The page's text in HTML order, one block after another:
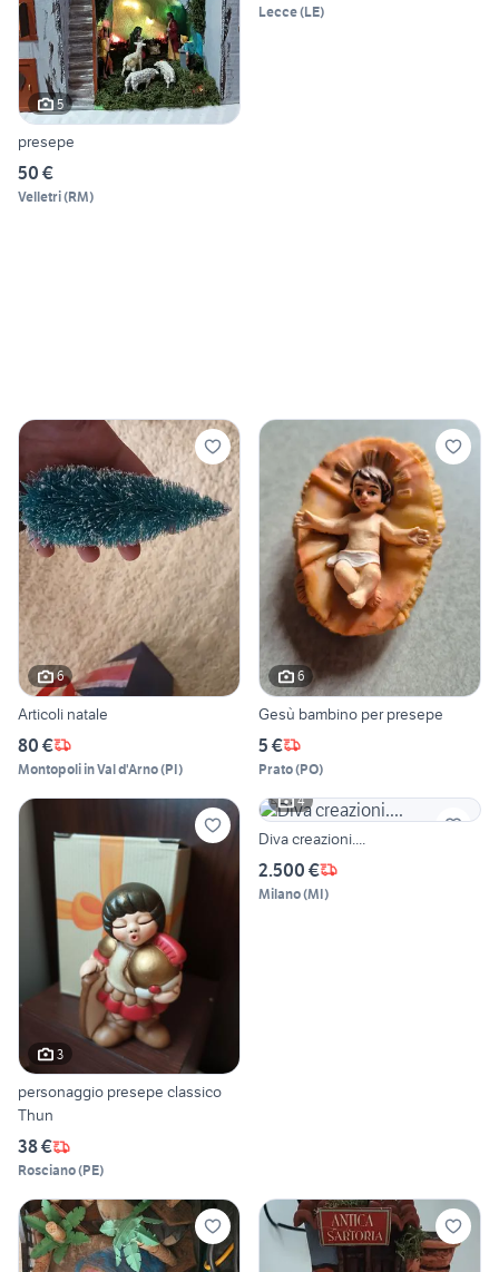
5
presepe
50 €
Velletri(RM)
Lecce(LE)
6
Articoli natale
80 €
Montopoli in Val d'Arno(PI)
6
Gesù bambino per presepe
5 €
Prato(PO)
3
personaggio presepe classico
Thun
38 €
Rosciano(PE)
4
Diva creazioni....
2.500 €
Milano(MI)